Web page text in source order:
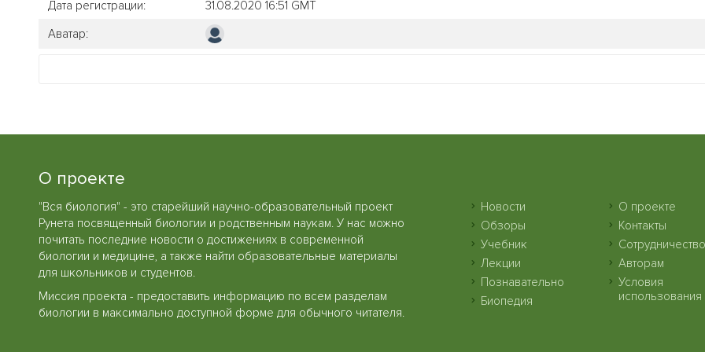
Дата регистрации:
31.08.2020 16:51 GMT
Аватар:
О проекте
"Вся биология" - это старейший научно-образовательный проект
Рунета посвященный биологии и родственным наукам. У нас можно
почитать последние новости о достижениях в современной
биологии и медицине, а также найти образовательные материалы
для школьников и студентов.
Миссия проекта - предоставить информацию по всем разделам
биологии в максимально доступной форме для обычного читателя.
Новости
Обзоры
Учебник
Лекции
Познавательно
Биопедия
О проекте
Контакты
Сотрудничество
Авторам
Условия
использования